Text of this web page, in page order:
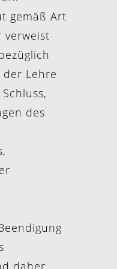
gemäß Art
verweist
Lehre
des
daher